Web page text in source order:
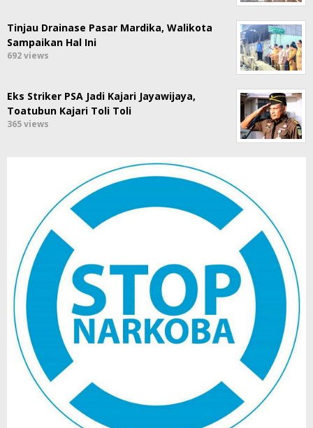
Tinjau Drainase Pasar Mardika, Walikota
Sampaikan Hal Ini
692 views
Eks Striker PSA Jadi Kajari Jayawijaya,
Toatubun Kajari Toli Toli
365 views